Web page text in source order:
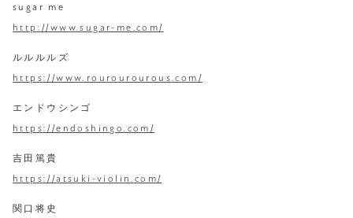
sugar me
http://www.sugar-me.com/
ルルルルズ
https://www.rourourourous.com/
エンドウシンゴ
https://endoshingo.com/
吉田篤貴
https://atsuki-violin.com/
関口将史